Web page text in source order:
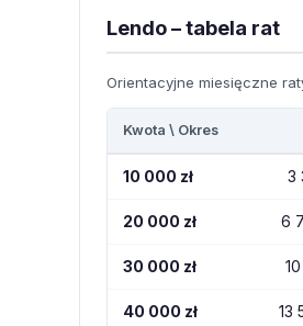
Lendo – tabela rat
Orientacyjne miesięczne
Kwota \ Okres
10 000 zł 3
20 000 zł 6
30 000 zł
40 000 zł 13